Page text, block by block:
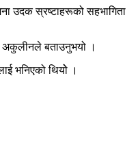
उदक स्रष्टाहरूको सहभागिता
अकुलीनले बताउनुभयो ।
भनिएको थियोे ।